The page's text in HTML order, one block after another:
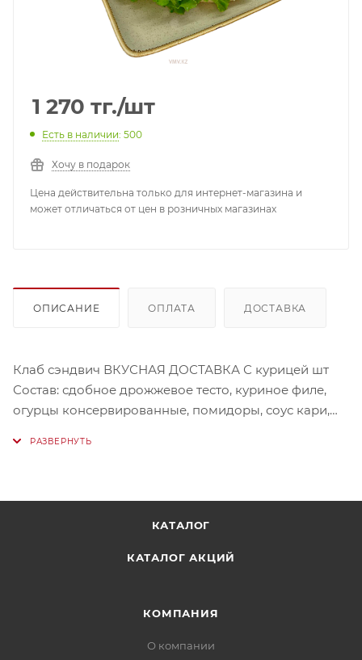
1 270 тг./шт
Есть в наличии: 500
Хочу в подарок
Цена действительна только для интернет-магазина и
может отличаться от цен в розничных магазинах
ОПИСАНИЕ ОПЛАТА ДОСТАВКА
Клаб сэндвич ВКУСНАЯ ДОСТАВКА С курицей шт
Состав: сдобное дрожжевое тесто, куриное филе,
огурцы консервированные, помидоры, соус кари,
КАТАЛОГ
КАТАЛОГ АКЦИЙ
КОМПАНИЯ
О компании